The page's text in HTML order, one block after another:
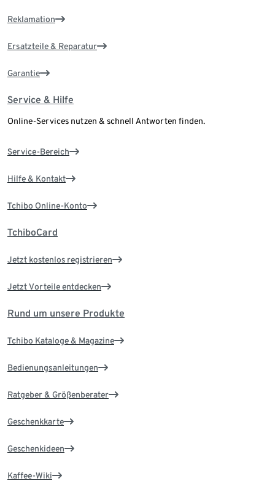
Reklamation
Ersatzteile & Reparatur
Garantie
Service & Hilfe
Online-Services nutzen & schnell Antworten finden.
Service-Bereich
Hilfe & Kontakt
Tchibo Online-Konto
TchiboCard
Jetzt kostenlos registrieren
Jetzt Vorteile entdecken
Rund um unsere Produkte
Tchibo Kataloge & Magazine
Bedienungsanleitungen
Ratgeber & Größenberater
Geschenkkarte
Geschenkideen
Kaffee-Wiki